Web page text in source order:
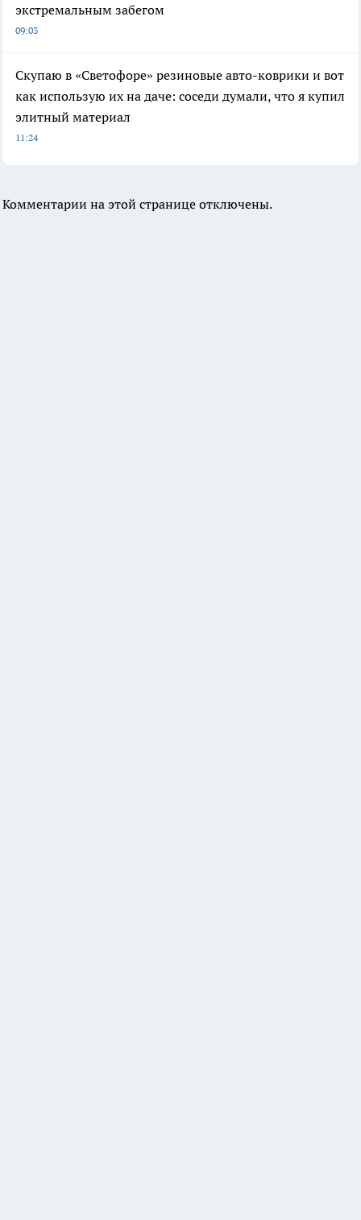
экстремальным забегом
09:03
Скупаю в «Светофоре» резиновые авто-коврики и вот
как использую их на даче: соседи думали, что я купил
элитный материал
11:24
Комментарии на этой странице отключены.